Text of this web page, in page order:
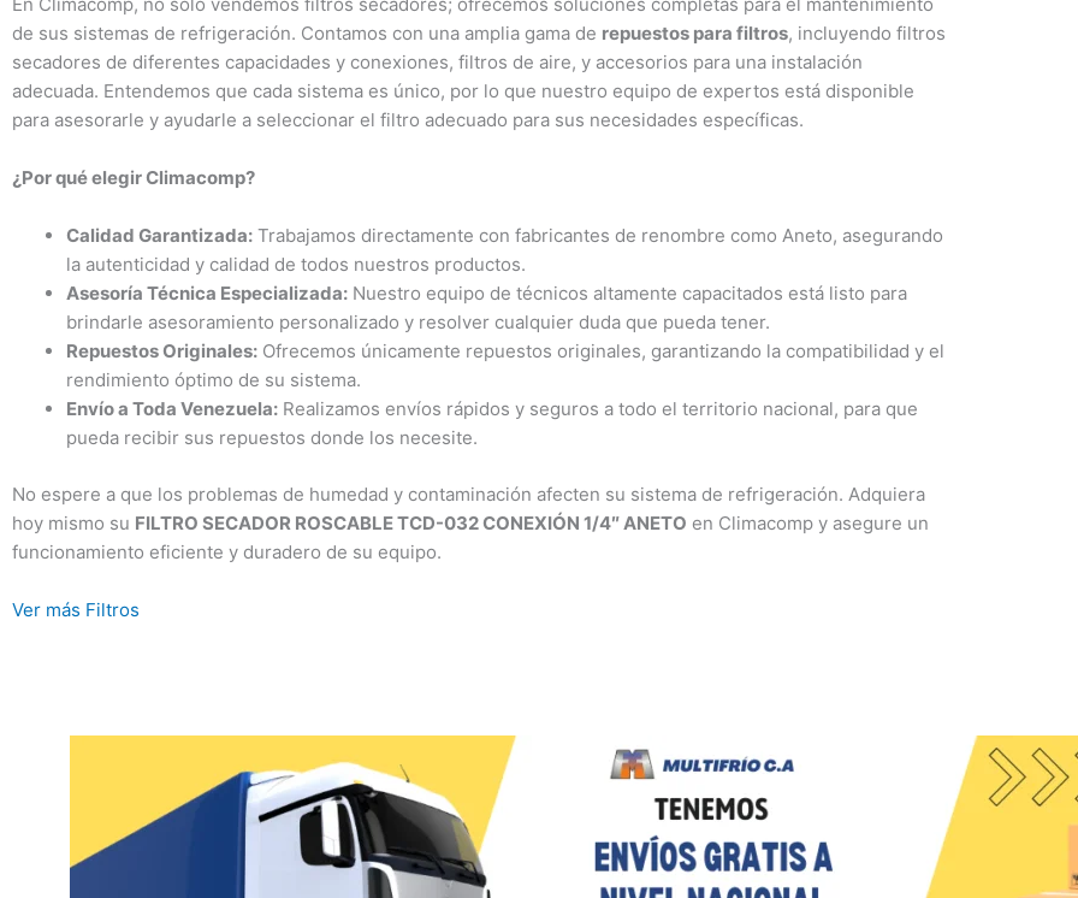
de sus sistemas de refrigeración. Contamos con una amplia gama de repuestos para filtros, incluyendo filtros
secadores de diferentes capacidades y conexiones, filtros de aire, y accesorios para una instalación
adecuada. Entendemos que cada sistema es único, por lo que nuestro equipo de expertos está disponible
para asesorarle y ayudarle a seleccionar el filtro adecuado para sus necesidades específicas.
¿Por qué elegir Climacomp?
Calidad Garantizada: Trabajamos directamente con fabricantes de renombre como Aneto, asegurando
la autenticidad y calidad de todos nuestros productos.
Asesoría Técnica Especializada: Nuestro equipo de técnicos altamente capacitados está listo para
brindarle asesoramiento personalizado y resolver cualquier duda que pueda tener.
Repuestos Originales: Ofrecemos únicamente repuestos originales, garantizando la compatibilidad y el
rendimiento óptimo de su sistema.
Envío a Toda Venezuela: Realizamos envíos rápidos y seguros a todo el territorio nacional, para que
pueda recibir sus repuestos donde los necesite.
No espere a que los problemas de humedad y contaminación afecten su sistema de refrigeración. Adquiera
hoy mismo su FILTRO SECADOR ROSCABLE TCD-032 CONEXIÓN 1/4″ ANETO en Climacomp y asegure un
funcionamiento eficiente y duradero de su equipo.
Ver más Filtros